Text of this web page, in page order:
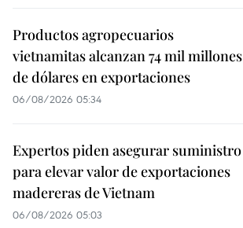
Productos agropecuarios
vietnamitas alcanzan 74 mil millones
de dólares en exportaciones
06/08/2026 05:34
Expertos piden asegurar suministro
para elevar valor de exportaciones
madereras de Vietnam
06/08/2026 05:03